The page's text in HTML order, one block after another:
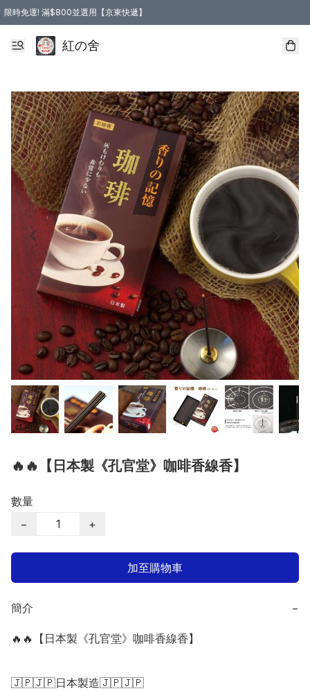
限時免運! 滿$800並選用【京東快遞】
紅の舍
🔥🔥【日本製《孔官堂》咖啡香線香】
數量
−
+
加至購物車
簡介 −
🔥🔥【日本製《孔官堂》咖啡香線香】
🇯🇵🇯🇵日本製造🇯🇵🇯🇵